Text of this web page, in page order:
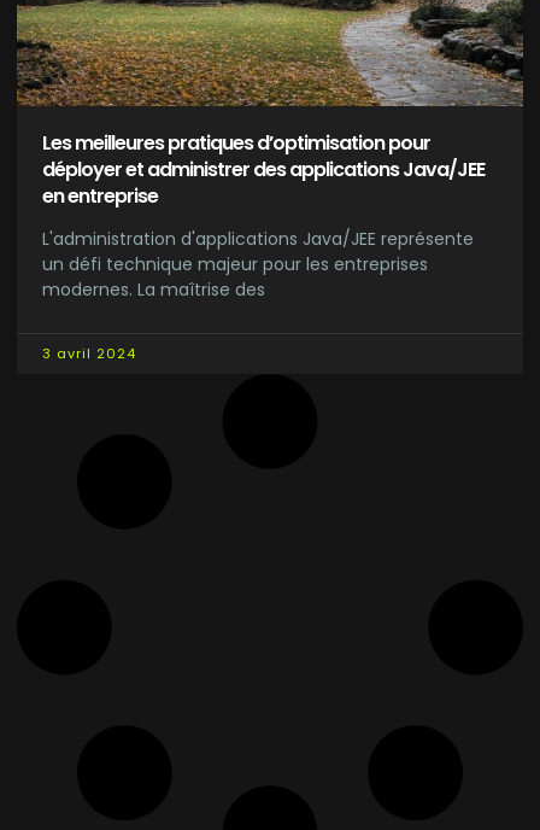
Les meilleures pratiques d’optimisation pour
déployer et administrer des applications Java/JEE
en entreprise
L'administration d'applications Java/JEE représente
un défi technique majeur pour les entreprises
modernes. La maîtrise des
3 avril 2024